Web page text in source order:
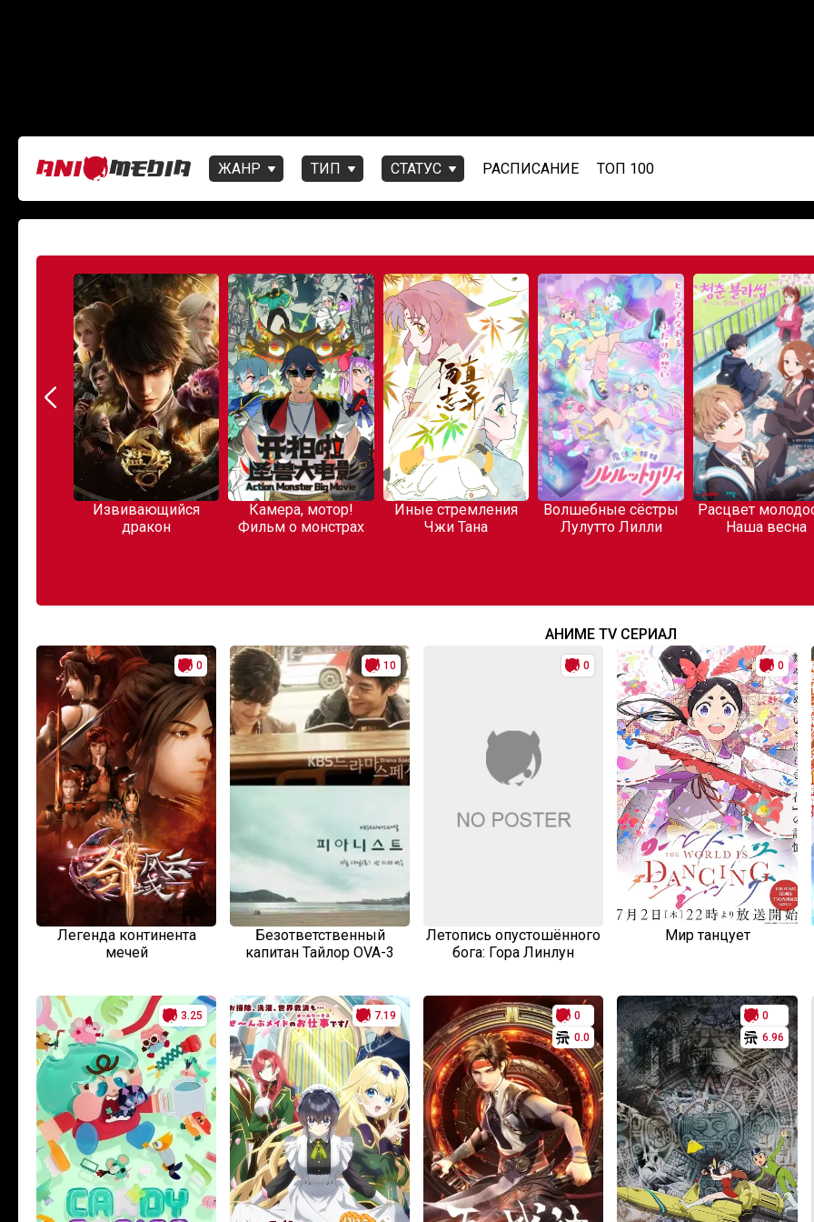
ЖАНР ТИП СТАТУС РАСПИСАНИЕ ТОП 100
Извивающийся
дракон
Камера, мотор!
Фильм о монстрах
Иные стремления
Чжи Тана
Волшебные сёстры
Лулутто Лилли
Расцвет
Наша весна
АНИМЕ TV СЕРИАЛ
0
Легенда континента
мечей
10
Безответственный
капитан Тайлор OVA-3
0
Летопись опустошённого
бога: Гора Линлун
0
Мир танцует
3.25 7.19
0
0.0
0
6.96